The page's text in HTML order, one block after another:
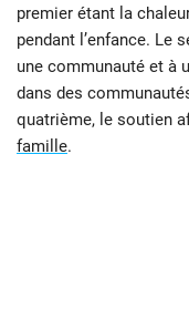
premier étant la
pendant l’enfance. Le
une communauté et à
dans des
quatrième, le soutien
famille.